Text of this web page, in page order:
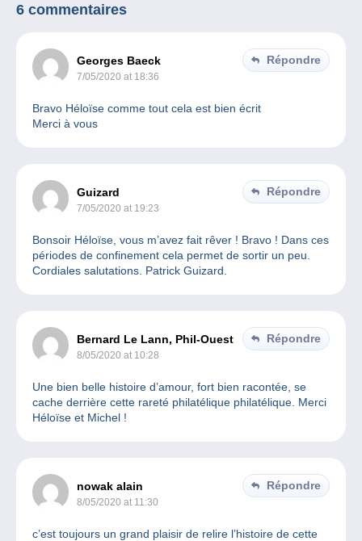
6 commentaires
Georges Baeck
7/05/2020 at 18:36
Répondre
Bravo Héloïse comme tout cela est bien écrit
Merci à vous
Guizard
7/05/2020 at 19:23
Répondre
Bonsoir Héloïse, vous m’avez fait rêver ! Bravo ! Dans ces
périodes de confinement cela permet de sortir un peu.
Cordiales salutations. Patrick Guizard.
Bernard Le Lann, Phil-Ouest
8/05/2020 at 10:28
Répondre
Une bien belle histoire d’amour, fort bien racontée, se
cache derrière cette rareté philatélique philatélique. Merci
Héloïse et Michel !
nowak alain
8/05/2020 at 11:30
Répondre
c’est toujours un grand plaisir de relire l’histoire de cette